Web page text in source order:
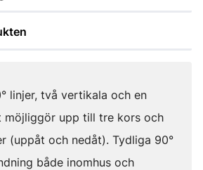
linjer, två vertikala och en
möjliggör upp till tre kors och
(uppåt och nedåt). Tydliga 90°
både inomhus och